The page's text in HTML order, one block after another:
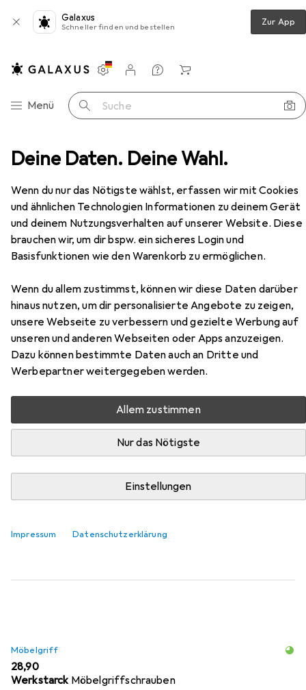
Deine Daten. Deine Wahl.
Wenn du nur das Nötigste wählst, erfassen wir mit Cookies
und ähnlichen Technologien Informationen zu deinem Gerät
und deinem Nutzungsverhalten auf unserer Website. Diese
brauchen wir, um dir bspw. ein sicheres Login und
Basisfunktionen wie den Warenkorb zu ermöglichen.
Wenn du allem zustimmst, können wir diese Daten darüber
hinaus nutzen, um dir personalisierte Angebote zu zeigen,
unsere Webseite zu verbessern und gezielte Werbung auf
unseren und anderen Webseiten oder Apps anzuzeigen.
Dazu können bestimmte Daten auch an Dritte und
Werbepartner weitergegeben werden.
Allem zustimmen
Nur das Nötigste
Einstellungen
Impressum Datenschutzerklärung
Galaxus
Schneller finden und bestellen Zur App
Navigation nach Kategorien
Menü Suche
Einstellungen
Kundenkonto
Vergleichslisten
Merklisten
Warenkorb
Möbelgriff Hager Zierbeschläge Möbelknöpfe
EUR
20,90
Hager Zierbeschläge
Möbelknöpfe
Zubehör für Hager Zierbeschläge
Möbelknöpfe
Hier findest du passendes Zubehör zum Produkt Hager
Zierbeschläge Möbelknöpfe aus der Kategorie
Möbelgriff
Werkstarck
Möbelgriffschrauben
Möbelgriff
EUR
28,90
Werkstarck Möbelgriffschrauben